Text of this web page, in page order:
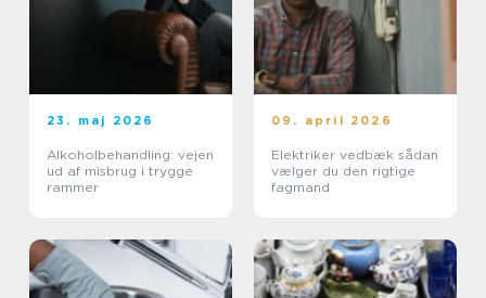
23. maj 2026
Alkoholbehandling: vejen
ud af misbrug i trygge
rammer
09. april 2026
Elektriker vedbæk sådan
vælger du den rigtige
fagmand